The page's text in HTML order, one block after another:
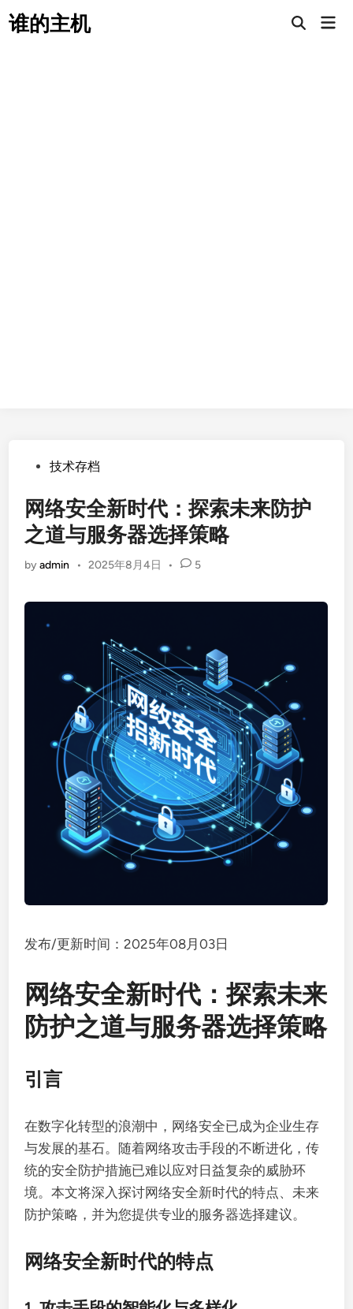
to谁的主机
Open
Posted技术存档
网络安全新时代：探索未来防护
之道与服务器选择策略
byadmin • 2025年8月4日 • 5
发布/更新时间：2025年08月03日
网络安全新时代：探索未来
防护之道与服务器选择策略
引言
在数字化转型的浪潮中，网络安全已成为企业生存
与发展的基石。随着网络攻击手段的不断进化，传
统的安全防护措施已难以应对日益复杂的威胁环
境。本文将深入探讨网络安全新时代的特点、未来
防护策略，并为您提供专业的服务器选择建议。
网络安全新时代的特点